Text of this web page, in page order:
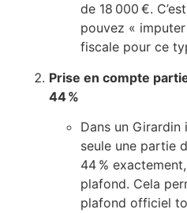
de 18 000 €.
pouvez «
fiscale pour ce
Prise en compte
44 %
Dans un
seule une partie
44 %
plafond. Cela
plafond officiel